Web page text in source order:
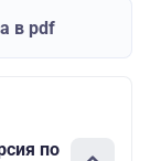
в pdf
по